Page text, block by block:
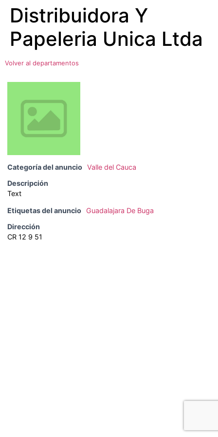
contenido
Distribuidora Y
Papeleria Unica Ltda
Volver al departamentos
Categoría del anuncio Valle del Cauca
Descripción
Text
Etiquetas del anuncio
Guadalajara De Buga
Dirección
CR 12 9 51